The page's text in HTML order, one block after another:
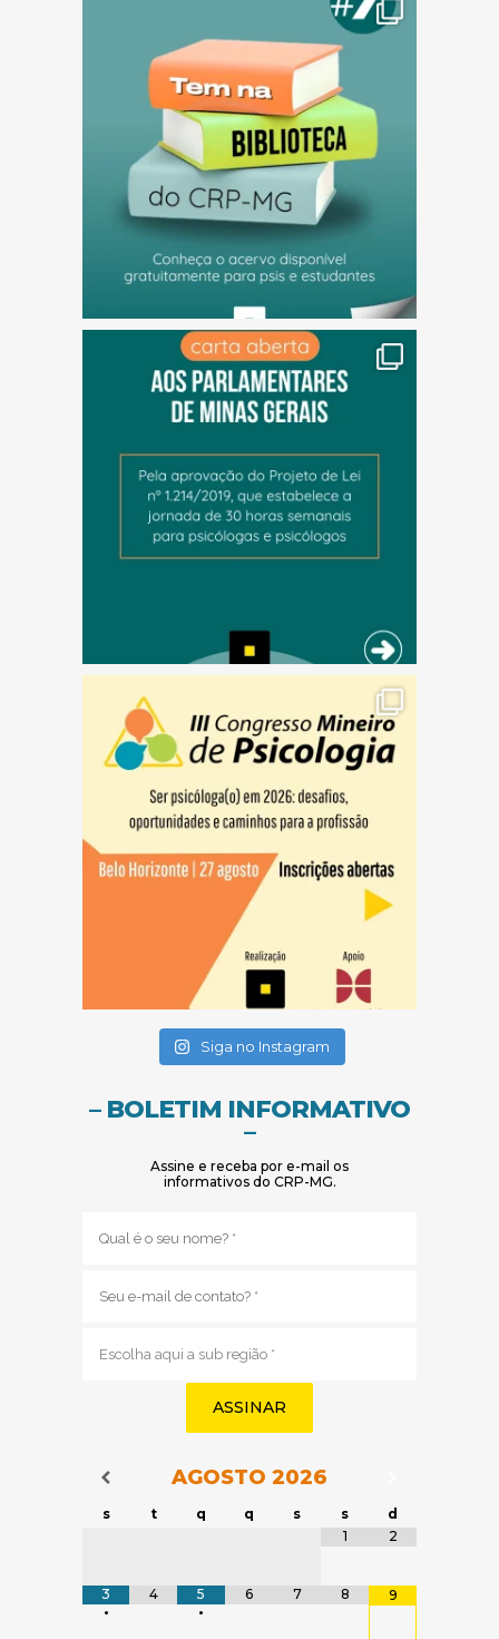
Siga no Instagram
– BOLETIM INFORMATIVO
–
Assine e receba por e-mail os
informativos do CRP-MG.
mail
região
Navegação do Calendário
AGOSTO 2026
s t q q s s
d
1
2
3
•
4
5
•
6 7 8 9